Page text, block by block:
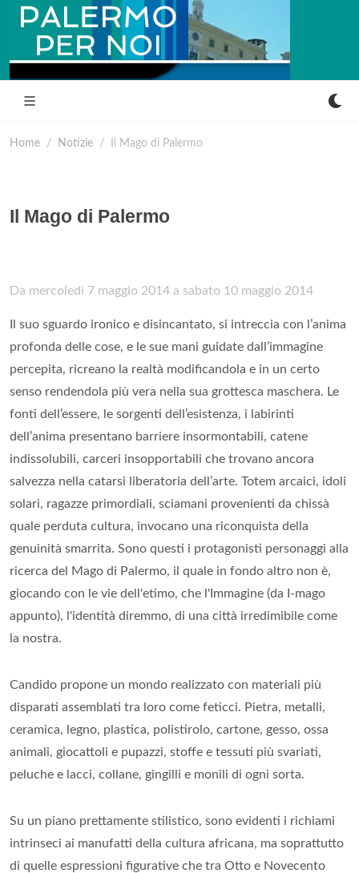
Home Notizie Il Mago di Palermo
Il Mago di Palermo
Da mercoledì 7 maggio 2014 a sabato 10 maggio 2014
Il suo sguardo ironico e disincantato, si intreccia con l’anima
profonda delle cose, e le sue mani guidate dall’immagine
percepita, ricreano la realtà modificandola e in un certo
senso rendendola più vera nella sua grottesca maschera. Le
fonti dell’essere, le sorgenti dell’esistenza, i labirinti
dell’anima presentano barriere insormontabili, catene
indissolubili, carceri insopportabili che trovano ancora
salvezza nella catarsi liberatoria dell’arte. Totem arcaici, idoli
solari, ragazze primordiali, sciamani provenienti da chissà
quale perduta cultura, invocano una riconquista della
genuinità smarrita. Sono questi i protagonisti personaggi alla
ricerca del Mago di Palermo, il quale in fondo altro non è,
giocando con le vie dell'etimo, che l'Immagine (da I-mago
appunto), l'identità diremmo, di una città irredimibile come
la nostra.
Candido propone un mondo realizzato con materiali più
disparati assemblati tra loro come feticci. Pietra, metalli,
ceramica, legno, plastica, polistirolo, cartone, gesso, ossa
animali, giocattoli e pupazzi, stoffe e tessuti più svariati,
peluche e lacci, collane, gingilli e monili di ogni sorta.
Su un piano prettamente stilistico, sono evidenti i richiami
intrinseci ai manufatti della cultura africana, ma soprattutto
di quelle espressioni figurative che tra Otto e Novecento